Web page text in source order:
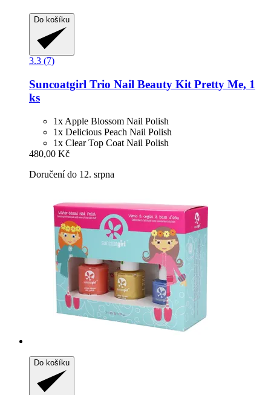
Do košíku
3.3 (7)
Suncoatgirl Trio Nail Beauty Kit Pretty Me, 1
ks
1x Apple Blossom Nail Polish
1x Delicious Peach Nail Polish
1x Clear Top Coat Nail Polish
480,00 Kč
Doručení do 12. srpna
Do košíku